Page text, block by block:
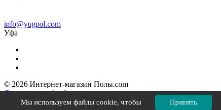
info@yugpol.com
Уфа
© 2026 Интернет-магазин Полы.com
Согласие на обработку персональных данных
Политика конфиденциальности
Принять
Мы используем файлы cookie, чтобы